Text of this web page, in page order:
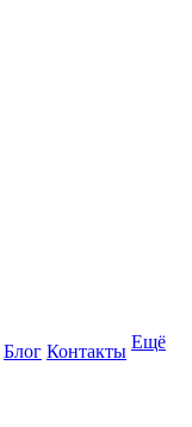
Блог Контакты Ещё